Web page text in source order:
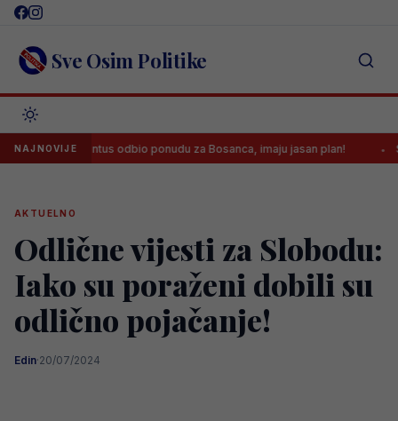
Skip
content Sve Osim Politike
NAJNOVIJE
Juventus odbio ponudu za Bosanca, imaju jasan plan! Sreća
AKTUELNO
Odlične vijesti za Slobodu:
Iako su poraženi dobili su
odlično pojačanje!
Edin·20/07/2024